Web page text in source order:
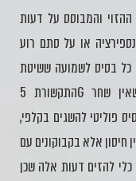
והמבוסס על דעות
או על סתם רוע
כל בסיס לשמועה ששיטת
התקשורת 5G גרמה לקורונה כפי שאין שחר
פוליטי להשגים בקלפי,
חיסון אלא בקבוקונים עם
להזים דעות אלה שכן